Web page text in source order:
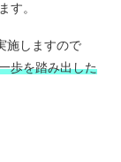
す。
施しますので
歩を踏み出した